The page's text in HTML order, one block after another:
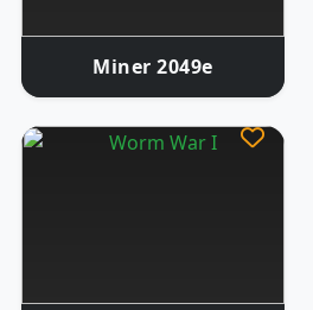
Miner 2049e